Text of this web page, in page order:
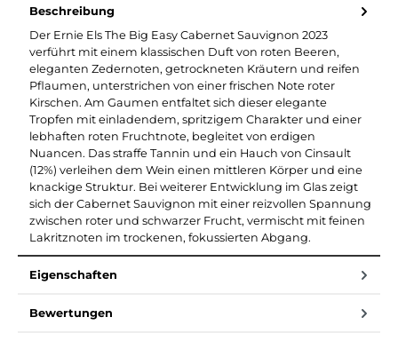
Beschreibung
Der Ernie Els The Big Easy Cabernet Sauvignon 2023
verführt mit einem klassischen Duft von roten Beeren,
eleganten Zedernoten, getrockneten Kräutern und reifen
Pflaumen, unterstrichen von einer frischen Note roter
Kirschen. Am Gaumen entfaltet sich dieser elegante
Tropfen mit einladendem, spritzigem Charakter und einer
lebhaften roten Fruchtnote, begleitet von erdigen
Nuancen. Das straffe Tannin und ein Hauch von Cinsault
(12%) verleihen dem Wein einen mittleren Körper und eine
knackige Struktur. Bei weiterer Entwicklung im Glas zeigt
sich der Cabernet Sauvignon mit einer reizvollen Spannung
zwischen roter und schwarzer Frucht, vermischt mit feinen
Lakritznoten im trockenen, fokussierten Abgang.
Eigenschaften
Bewertungen